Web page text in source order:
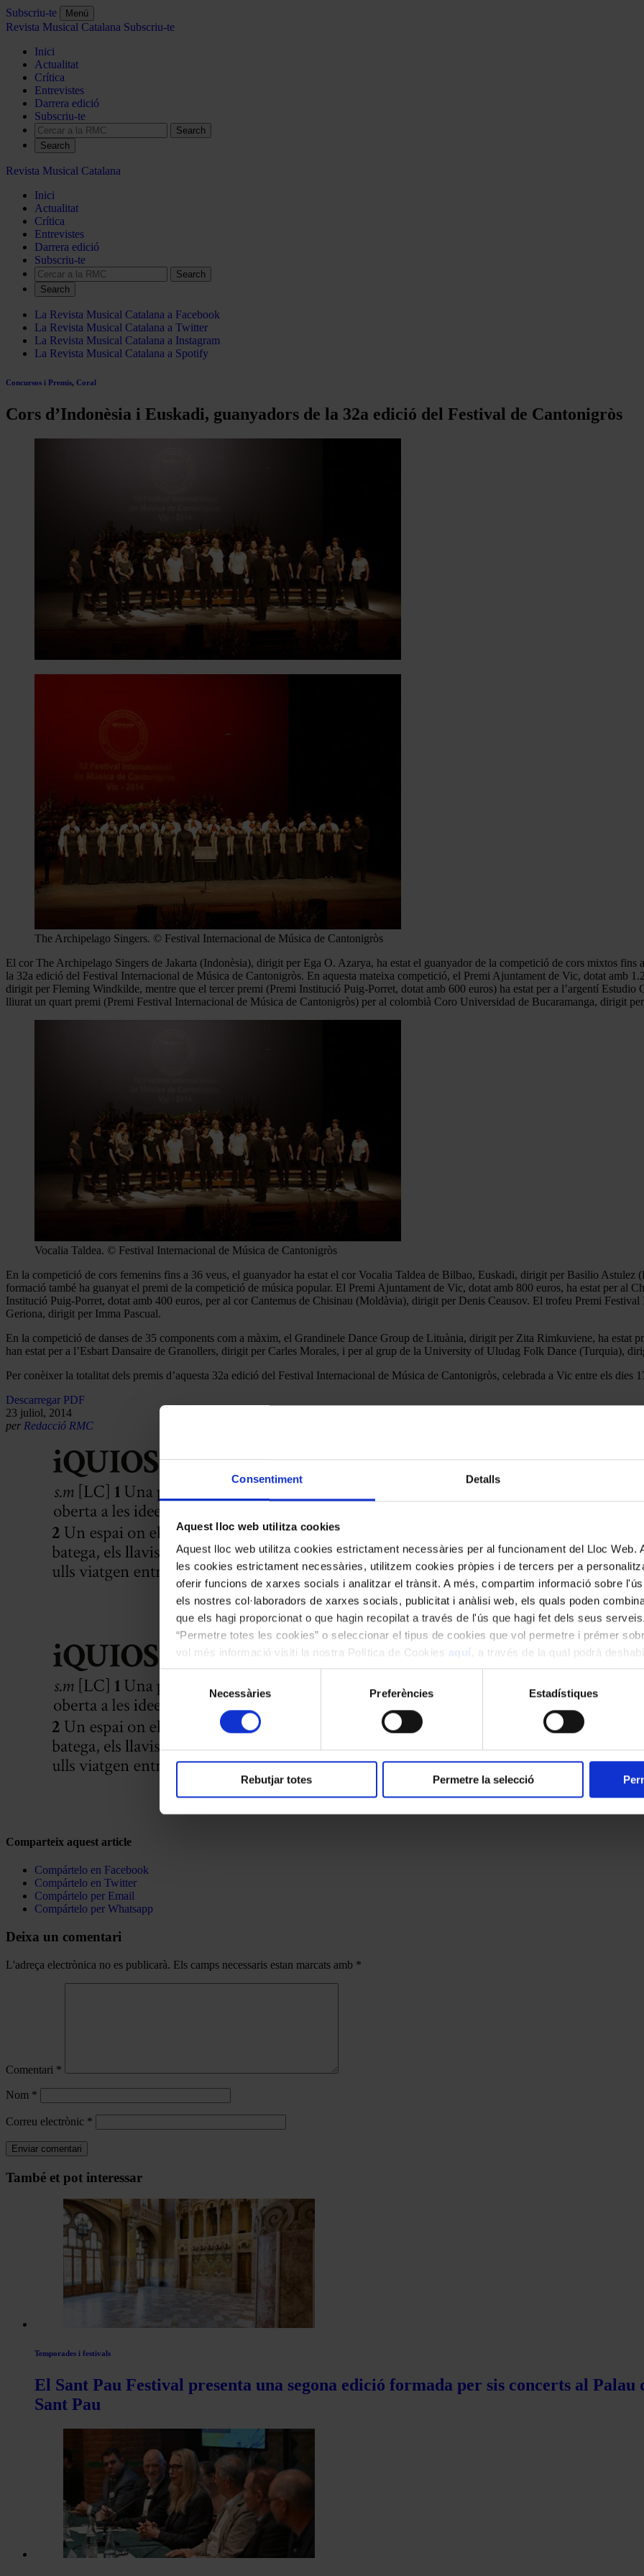
Consentiment Detalls
Aquest lloc web utilitza cookies
Aquest lloc web utilitza cookies estrictament necessàries per al funcionament del Lloc Web.
les cookies estrictament necessàries, utilitzem cookies pròpies i de tercers per a
oferir funcions de xarxes socials i analitzar el trànsit. A més, compartim informació sobre
els nostres col·laboradors de xarxes socials, publicitat i anàlisi web, els quals poden
que els hagi proporcionat o que hagin recopilat a través de l'ús que hagi fet dels seus
“Permetre totes les cookies” o seleccionar el tipus de cookies que vol permetre i prémer
vol més informació visiti la nostra Política de Cookies aquí
, a través de la qual podrà
les cookies en qualsevol moment.
de
consentiment
Necessàries Preferències Estadístiques
Rebutjar totes Permetre la selecció
Subscriu-te Menú
Revista Musical Catalana Subscriu-te
Inici
Actualitat
Crítica
Entrevistes
Darrera edició
Subscriu-te
Search
Revista Musical Catalana
Inici
Actualitat
Crítica
Entrevistes
Darrera edició
Subscriu-te
Search
La Revista Musical Catalana a Facebook
La Revista Musical Catalana a Twitter
La Revista Musical Catalana a Instagram
La Revista Musical Catalana a Spotify
Concursos i Premis, Coral
Cors d’Indonèsia i Euskadi, guanyadors de la 32a edició del Festival de Cantonigròs
The Archipelago Singers. © Festival Internacional de Música de Cantonigròs
El cor The Archipelago Singers de Jakarta (Indonèsia), dirigit per Ega O. Azarya, ha estat el guanyador de la competició de cors mixtos
la 32a edició del Festival Internacional de Música de Cantonigròs. En aquesta mateixa competició, el Premi Ajuntament de Vic, dotat amb
dirigit per Fleming Windkilde, mentre que el tercer premi (Premi Institució Puig-Porret, dotat amb 600 euros) ha estat per a l’argentí
lliurat un quart premi (Premi Festival Internacional de Música de Cantonigròs) per al colombià Coro Universidad de Bucaramanga, dirigit
Vocalia Taldea. © Festival Internacional de Música de Cantonigròs
En la competició de cors femenins fins a 36 veus, el guanyador ha estat el cor Vocalia Taldea de Bilbao, Euskadi, dirigit per Basilio Astulez
formació també ha guanyat el premi de la competició de música popular. El Premi Ajuntament de Vic, dotat amb 800 euros, ha estat per
Institució Puig-Porret, dotat amb 400 euros, per al cor Cantemus de Chisinau (Moldàvia), dirigit per Denis Ceausov. El trofeu Premi
Geriona, dirigit per Imma Pascual.
En la competició de danses de 35 components com a màxim, el Grandinele Dance Group de Lituània, dirigit per Zita Rimkuviene, ha estat
han estat per a l’Esbart Dansaire de Granollers, dirigit per Carles Morales, i per al grup de la University of Uludag Folk Dance (Turquia),
Per conèixer la totalitat dels premis d’aquesta 32a edició del Festival Internacional de Música de Cantonigròs, celebrada a Vic entre els dies
Descarregar PDF
23 juliol, 2014
per Redacció RMC
Comparteix aquest article
Compártelo en Facebook
Compártelo en Twitter
Compártelo per Email
Compártelo per Whatsapp
Deixa un comentari
L'adreça electrònica no es publicarà. Els camps necessaris estan marcats amb *
Comentari *
Nom *
Correu electrònic *
Navegar
També et pot interessar
Temporades i festivals
El Sant Pau Festival presenta una segona edició formada per sis concerts al
Sant Pau